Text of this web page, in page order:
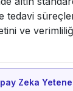
tedavi
ve
Zeka